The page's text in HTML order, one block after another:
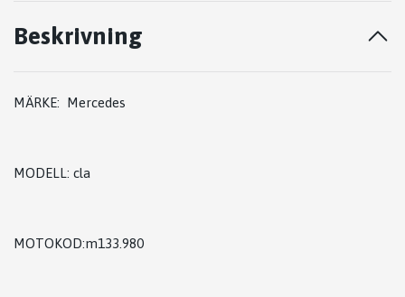
Beskrivning
MÄRKE: Mercedes
MODELL: cla
MOTOKOD:m133.980